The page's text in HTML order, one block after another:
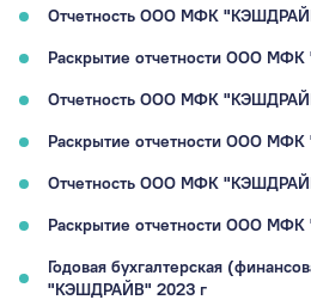
Отчетность ООО МФК
Раскрытие отчетности ООО
Отчетность ООО МФК
Раскрытие отчетности ООО
Отчетность ООО МФК
Раскрытие отчетности ООО
Годовая бухгалтерская
"КЭШДРАЙВ" 2023 г